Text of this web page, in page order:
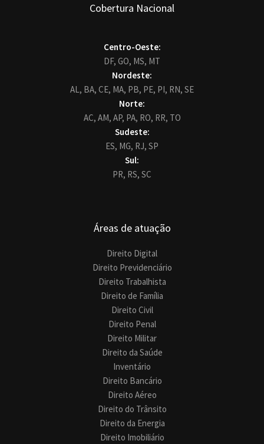
Cobertura Nacional
Centro-Oeste:
DF, GO, MS, MT
Nordeste:
AL, BA, CE, MA, PB, PE, PI, RN, SE
Norte:
AC, AM, AP, PA, RO, RR, TO
Sudeste:
ES, MG, RJ, SP
Sul:
PR, RS, SC
Áreas de atuação
Direito Digital
Direito Previdenciário
Direito Trabalhista
Direito de Família
Direito Civil
Direito Penal
Direito Militar
Direito da Saúde
Inventário
Direito Bancário
Direito Aéreo
Direito do Trânsito
Direito da Energia
Direito Imobiliário